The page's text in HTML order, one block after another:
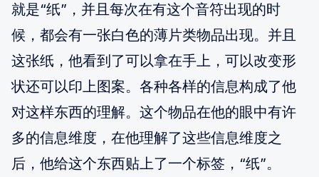
就是“纸”，并且每次在有这个音符出现的时
候，都会有一张白色的薄片类物品出现。并且
这张纸，他看到了可以拿在手上，可以改变形
状还可以印上图案。各种各样的信息构成了他
对这样东西的理解。这个物品在他的眼中有许
多的信息维度，在他理解了这些信息维度之
后，他给这个东西贴上了一个标签，“纸”。